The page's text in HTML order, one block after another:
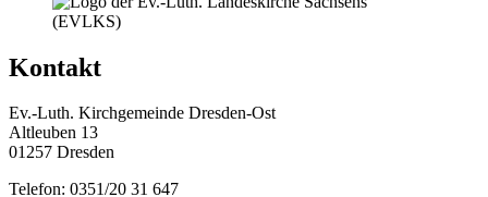
Kontakt
Ev.-Luth. Kirchgemeinde Dresden-Ost
Altleuben 13
01257 Dresden
Telefon: 0351/20 31 647